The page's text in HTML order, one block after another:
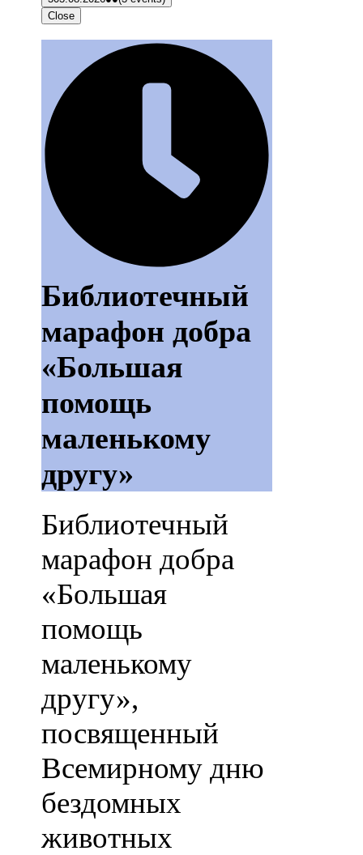
Close
Библиотечный
марафон добра
«Большая
помощь
маленькому
другу»
Библиотечный
марафон добра
«Большая
помощь
маленькому
другу»,
посвященный
Всемирному дню
бездомных
животных